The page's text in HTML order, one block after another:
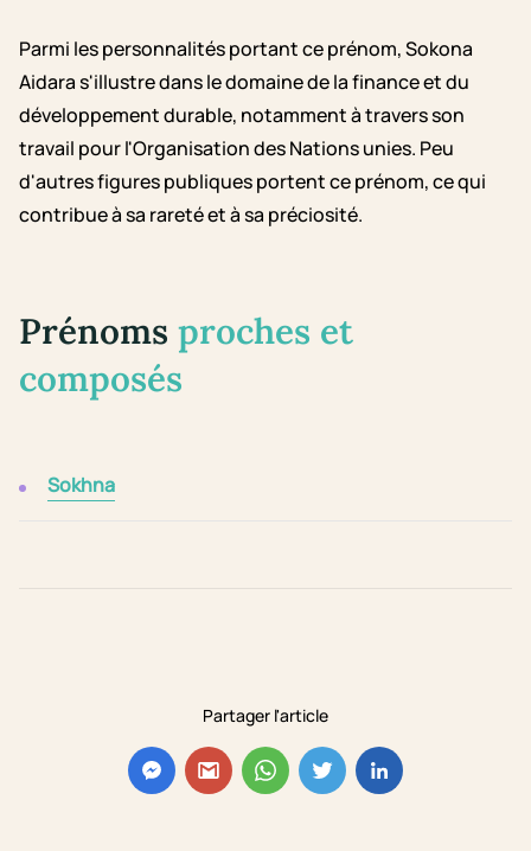
Partager l'article
Parmi les personnalités portant ce prénom, Sokona
Aidara s'illustre dans le domaine de la finance et du
développement durable, notamment à travers son
travail pour l'Organisation des Nations unies. Peu
d'autres figures publiques portent ce prénom, ce qui
contribue à sa rareté et à sa préciosité.
Prénoms proches et
composés
Sokhna